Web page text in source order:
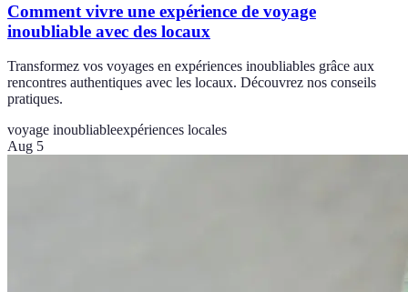
Comment vivre une expérience de voyage
inoubliable avec des locaux
Transformez vos voyages en expériences inoubliables grâce aux
rencontres authentiques avec les locaux. Découvrez nos conseils
pratiques.
voyage inoubliableexpériences locales
Aug 5